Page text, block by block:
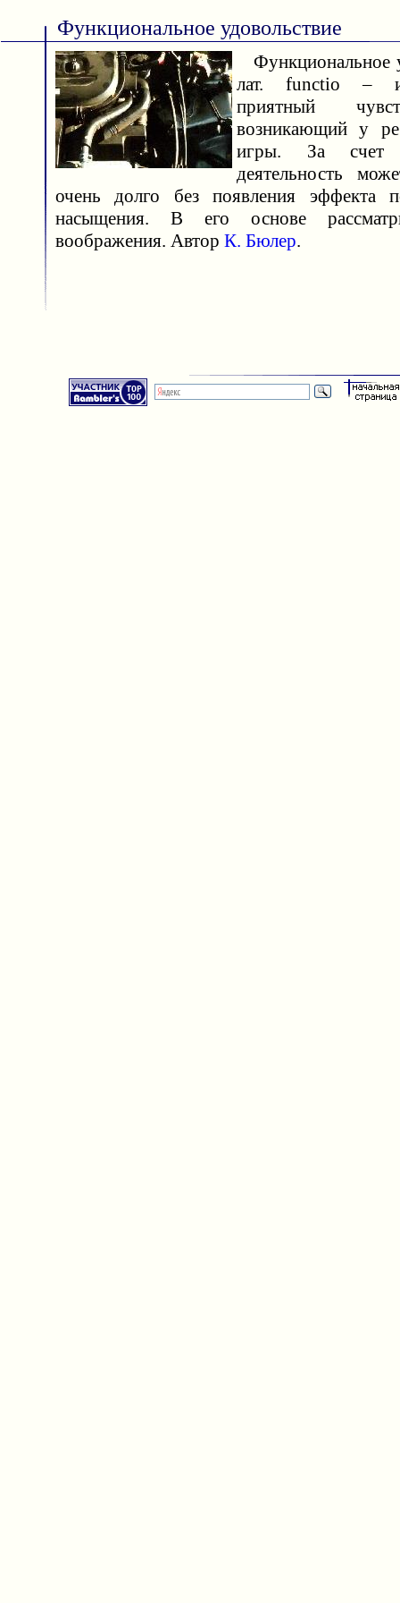
Функциональное удовольствие
Функциональное
лат. functio –
приятный
возникающий у
игры. За счет
деятельность
очень долго без появления эффекта
насыщения. В его основе
воображения. Автор К. Бюлер.